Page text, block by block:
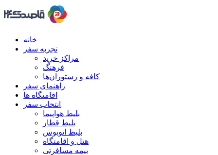
خانه
تجربه سفر
مراکز خرید
فرهنگ
کافه و رستوران‌ها
راهنمای سفر
اقامتگاه ها
انتخاب سفر
بلیط هواپیما
بلیط قطار
بلیط اتوبوس
هتل و اقامتگاه
بیمه مسافرتی